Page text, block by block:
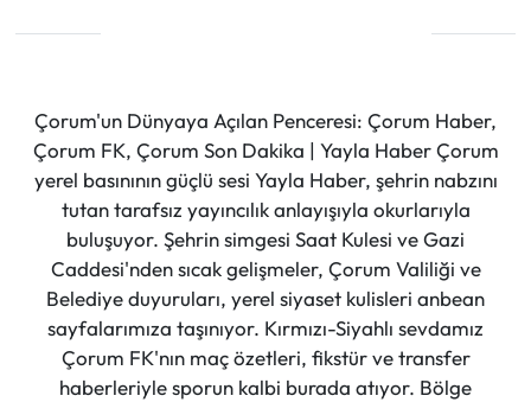
Çorum'un Dünyaya Açılan Penceresi: Çorum Haber,
Çorum FK, Çorum Son Dakika | Yayla Haber Çorum
yerel basınının güçlü sesi Yayla Haber, şehrin nabzını
tutan tarafsız yayıncılık anlayışıyla okurlarıyla
buluşuyor. Şehrin simgesi Saat Kulesi ve Gazi
Caddesi'nden sıcak gelişmeler, Çorum Valiliği ve
Belediye duyuruları, yerel siyaset kulisleri anbean
sayfalarımıza taşınıyor. Kırmızı-Siyahlı sevdamız
Çorum FK'nın maç özetleri, fikstür ve transfer
haberleriyle sporun kalbi burada atıyor. Bölge